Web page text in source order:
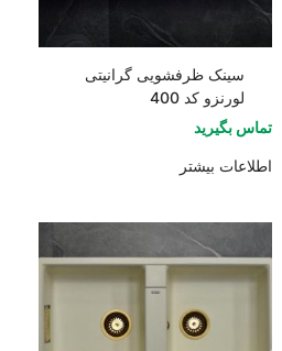
سینک ظرفشویی گرانیتی
لورنزو کد 400
تماس بگیرید
اطلاعات بیشتر